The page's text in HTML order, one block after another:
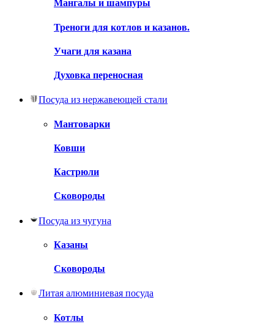
Мангалы и шампуры
Треноги для котлов и казанов.
Учаги для казана
Духовка переносная
Посуда из нержавеющей стали
Мантоварки
Ковши
Кастрюли
Сковороды
Посуда из чугуна
Казаны
Сковороды
Литая алюминиевая посуда
Котлы